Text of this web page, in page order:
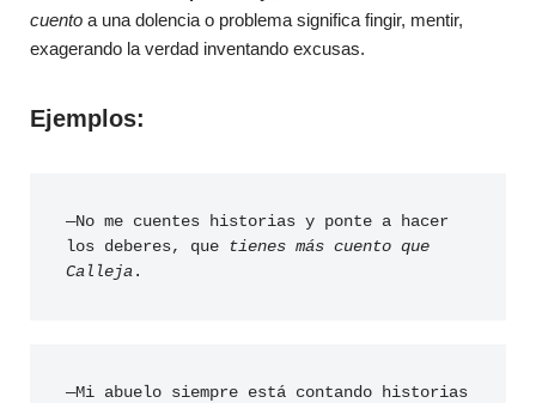
cuento a una dolencia o problema significa fingir, mentir,
exagerando la verdad inventando excusas.
Ejemplos:
—No me cuentes historias y ponte a hacer
los deberes, que
tienes más cuento que
Calleja .
—Mi abuelo siempre está contando historias